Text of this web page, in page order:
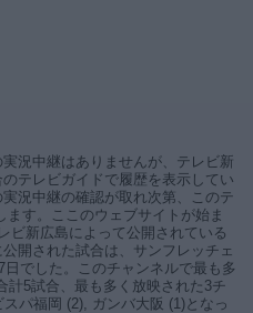
況中継はありませんが、テレビ新
テレビガイドで履歴を表示してい
況中継の確認が取れ次第、このテ
す。ここのウェブサイトが始ま
ビ新広島によって公開されている
開された試合は、サンフレッチェ
でした。このチャンネルで最も多
計5試合、最も多く放映された3チ
パ福岡 (2), ガンバ大阪 (1)となっ